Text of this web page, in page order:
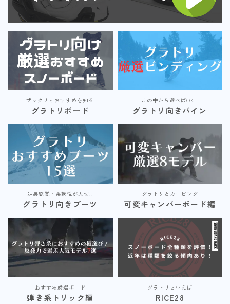
ザックリとおすすめを知る
グラトリボード
この中から選べばOK!!
グラトリ向きバイン
足裏感覚・柔軟性が大切!!
グラトリ向きブーツ
グラトリとカービング
可変キャンバーボード編
おすすめ厳選ボード
弾き系トリック編
グラトリといえば
RICE28